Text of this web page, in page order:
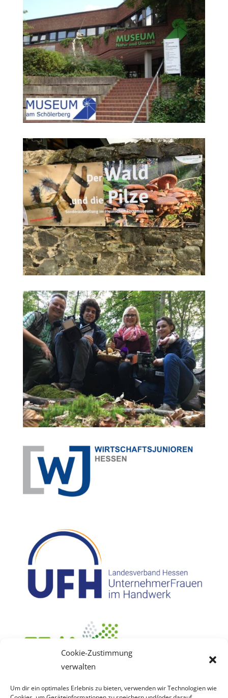
Cookie-Zustimmung
verwalten
Um dir ein optimales Erlebnis zu bieten, verwenden wir Technologien wie